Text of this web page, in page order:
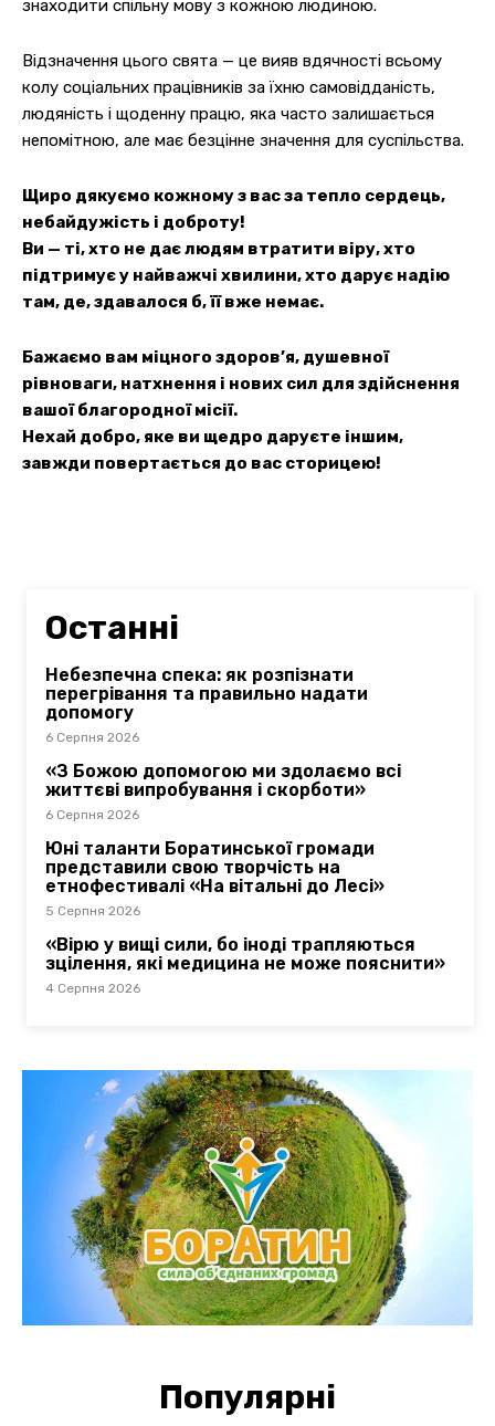
знаходити спільну мову з кожною людиною.
Відзначення цього свята — це вияв вдячності всьому
колу соціальних працівників за їхню самовідданість,
людяність і щоденну працю, яка часто залишається
непомітною, але має безцінне значення для суспільства.
Щиро дякуємо кожному з вас за тепло сердець,
небайдужість і доброту!
Ви — ті, хто не дає людям втратити віру, хто
підтримує у найважчі хвилини, хто дарує надію
там, де, здавалося б, її вже немає.
Бажаємо вам міцного здоров’я, душевної
рівноваги, натхнення і нових сил для здійснення
вашої благородної місії.
Нехай добро, яке ви щедро даруєте іншим,
завжди повертається до вас сторицею!
Останні
Небезпечна спека: як розпізнати
перегрівання та правильно надати
допомогу
6 Серпня 2026
«З Божою допомогою ми здолаємо всі
життєві випробування і скорботи»
6 Серпня 2026
Юні таланти Боратинської громади
представили свою творчість на
етнофестивалі «На вітальні до Лесі»
5 Серпня 2026
«Вірю у вищі сили, бо іноді трапляються
зцілення, які медицина не може пояснити»
4 Серпня 2026
Популярні